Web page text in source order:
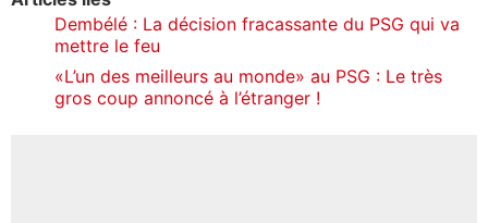
Dembélé : La décision fracassante du PSG qui va
mettre le feu
«L’un des meilleurs au monde» au PSG : Le très
gros coup annoncé à l’étranger !